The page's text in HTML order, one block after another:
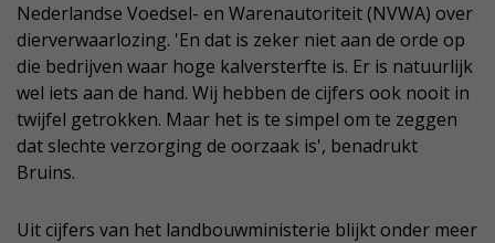
Nederlandse Voedsel- en Warenautoriteit (NVWA) over
dierverwaarlozing. 'En dat is zeker niet aan de orde op
die bedrijven waar hoge kalversterfte is. Er is natuurlijk
wel iets aan de hand. Wij hebben de cijfers ook nooit in
twijfel getrokken. Maar het is te simpel om te zeggen
dat slechte verzorging de oorzaak is', benadrukt
Bruins.
Uit cijfers van het landbouwministerie blijkt onder meer